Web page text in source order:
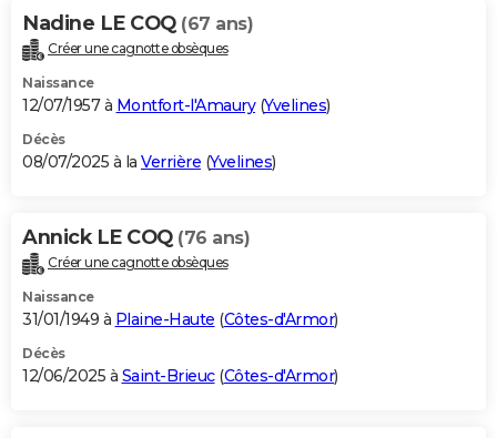
Nadine LE COQ (67 ans)
Créer une cagnotte obsèques
Naissance
12/07/1957 à Montfort-l'Amaury(Yvelines)
Décès
08/07/2025 à la Verrière (Yvelines)
Annick LE COQ (76 ans)
Créer une cagnotte obsèques
Naissance
31/01/1949 à Plaine-Haute (Côtes-d'Armor)
Décès
12/06/2025 à Saint-Brieuc(Côtes-d'Armor)